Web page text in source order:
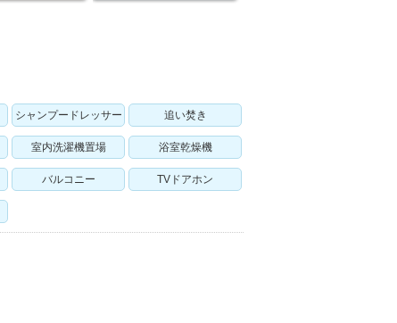
シャンプードレッサー 追い焚き
室内洗濯機置場 浴室乾燥機
バルコニー TVドアホン